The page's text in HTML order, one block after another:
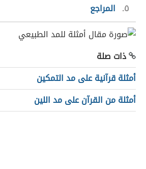
٥
المراجع
ذات صلة
أمثلة قرآنية على مد التمكين
أمثلة من القرآن على مد اللين